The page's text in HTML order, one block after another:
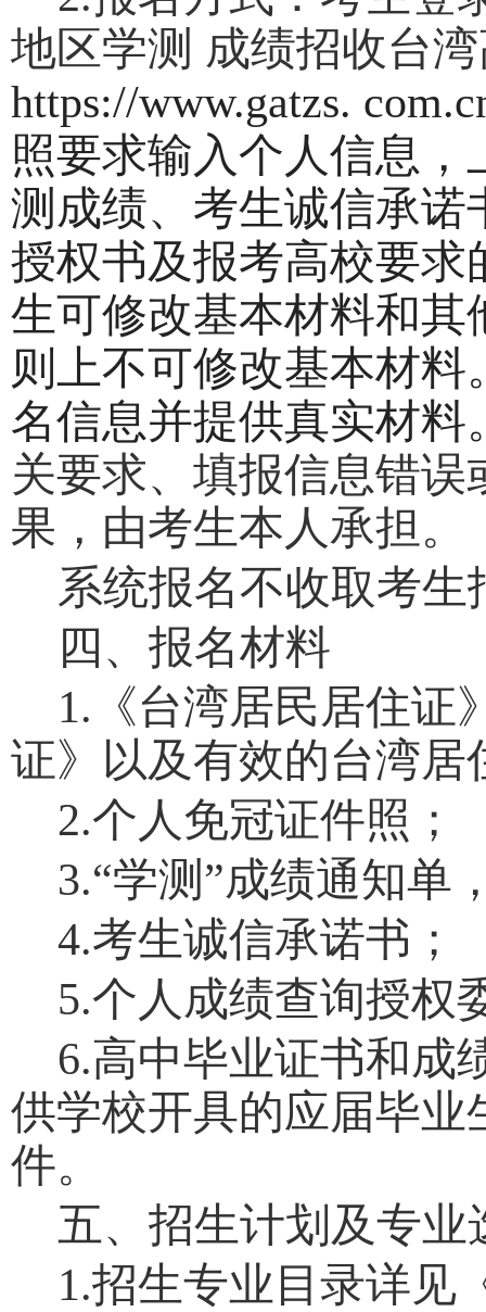
地区学测 成绩招收台
https://www.gatzs.
照要求输入个人信息
测成绩、考生诚信承
授权书及报考高校要
生可修改基本材料和
则上不可修改基本材
名信息并提供真实材料
关要求、填报信息错
果，由考生本人承担。
系统报名不收取考生
四、报名材料
1. 《台湾居民居住
证》以及有效的台湾居
2.个人免冠证件照；
3.“学测 ”成绩通知单
4.考生诚信承诺书；
5.个人成绩查询授权
6.高中毕业证书和成
供学校开具的应届毕
件。
五、招生计划及专业
1.招生专业目录详见